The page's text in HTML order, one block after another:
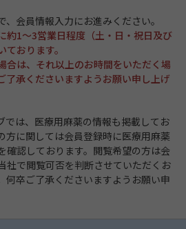
会員情報入力にお進みください。
約1～3営業日程度（土・日・祝日及び
おります。
合は、それ以上のお時間をいただく場
了承くださいますようお願い申し上げ
は、医療用麻薬の情報も掲載してお
方に関しては会員登録時に医療用麻薬
確認しております。閲覧希望の方は会
社で閲覧可否を判断させていただくお
何卒ご了承くださいますようお願い申